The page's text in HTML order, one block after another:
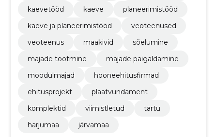
kaevetööd
kaeve
planeerimistööd
kaeve ja planeerimistööd
veoteenused
veoteenus
maakivid
sõelumine
majade tootmine
majade paigaldamine
moodulmajad
hooneehitusfirmad
ehitusprojekt
plaatvundament
komplektid
viimistletud
tartu
harjumaa
järvamaa